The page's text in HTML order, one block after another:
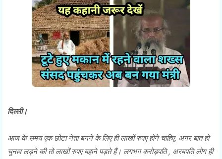
दिल्ली।
आज के समय एक छोटा नेता बनने के लिए ही लाखों रुपए होने चाहिए, अगर बात हो
चुनाव लड़ने की तो लाखों रुपए बहाने पड़ते हैं। लगभग करोड़पति , अरबपति लोग ही